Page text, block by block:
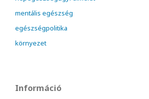
mentális egészség
egészségpolitika
környezet
Információ